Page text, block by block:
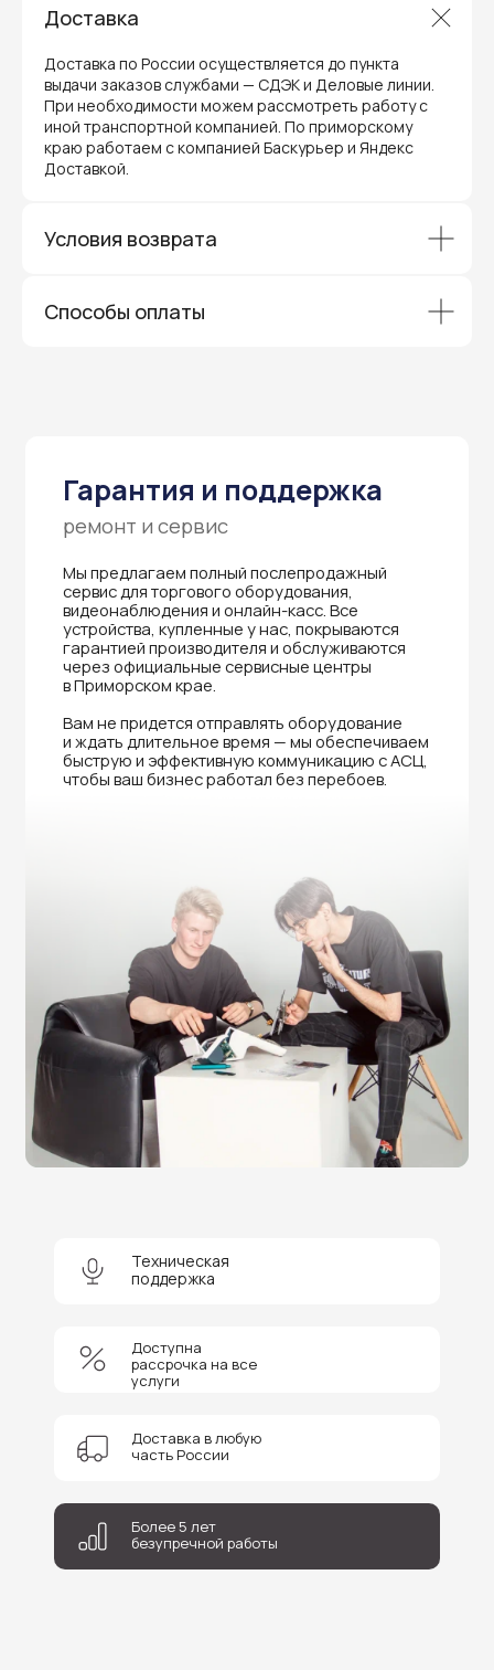
Доставка
Доставка по России осуществляется до пункта
выдачи заказов службами — СДЭК и Деловые линии.
При необходимости можем рассмотреть работу с
иной транспортной компанией. По приморскому
краю работаем с компанией Баскурьер и Яндекс
Доставкой.
Условия возврата
Способы оплаты
видеонаблюдения и онлайн-касс. Все
устройства, купленные у нас, покрываются
через официальные сервисные центры
в Приморском крае.
Вам не придется отправлять оборудование
и ждать длительное время — мы обеспечиваем
быструю и эффективную коммуникацию с АСЦ,
чтобы ваш бизнес работал без перебоев.
Техническая
поддержка
Доставка в любую
часть России
Доступна
рассрочка на все
услуги
Более 5 лет
безупречной работы
Нужна помощь в выборе?
Оставьте заявку на бесплатную
консультацию и получитескидку 5%
на покупку оборудования или
получение услуги.
Соглашаюсь на обработку персональных данных
Отправить